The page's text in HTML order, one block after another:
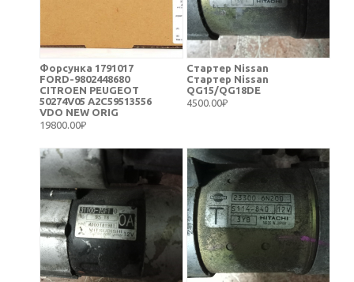
Форсунка 1791017
FORD-9802448680
CITROEN PEUGEOT
50274V05 A2C59513556
VDO NEW ORIG
19800.00₽
Стартер Nissan
Стартер Nissan
QG15/QG18DE
4500.00₽